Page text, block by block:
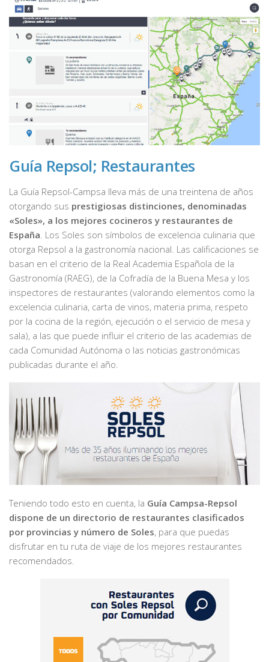
Guía Repsol; Restaurantes
La Guía Repsol-Campsa lleva más de una treintena de años
otorgando sus prestigiosas distinciones, denominadas
«Soles», a los mejores cocineros y restaurantes de
España. Los Soles son símbolos de excelencia culinaria que
otorga Repsol a la gastronomía nacional. Las calificaciones se
basan en el criterio de la Real Academia Española de la
Gastronomía (RAEG), de la Cofradía de la Buena Mesa y los
inspectores de restaurantes (valorando elementos como la
excelencia culinaria, carta de vinos, materia prima, respeto
por la cocina de la región, ejecución o el servicio de mesa y
sala), a las que puede influir el criterio de las academias de
cada Comunidad Autónoma o las noticias gastronómicas
publicadas durante el año.
Teniendo todo esto en cuenta, la Guía Campsa-Repsol
dispone de un directorio de restaurantes clasificados
por provincias y número de Soles, para que puedas
disfrutar en tu ruta de viaje de los mejores restaurantes
recomendados.